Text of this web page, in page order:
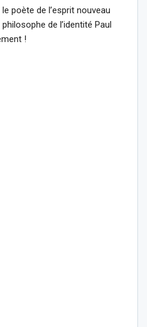
poète de l’esprit nouveau
de l’identité Paul
!